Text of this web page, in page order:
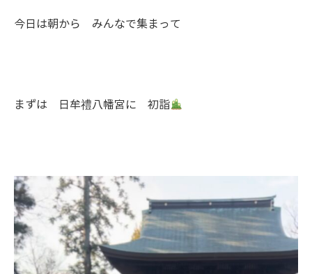
今日は朝から みんなで集まって
まずは 日牟禮八幡宮に 初詣